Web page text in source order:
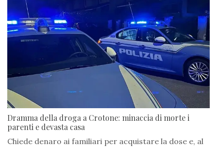
Dramma della droga a Crotone: minaccia di morte i
parenti e devasta casa
Chiede denaro ai familiari per acquistare la dose e, al